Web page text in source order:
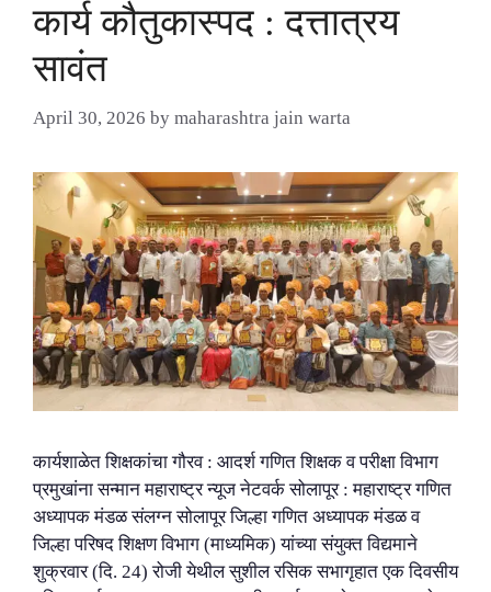
कार्य कौतुकास्पद : दत्तात्रय
सावंत
April 30, 2026 by maharashtra jain warta
कार्यशाळेत शिक्षकांचा गौरव : आदर्श गणित शिक्षक व परीक्षा विभाग
प्रमुखांना सन्मान महाराष्ट्र न्यूज नेटवर्क सोलापूर : महाराष्ट्र गणित
अध्यापक मंडळ संलग्न सोलापूर जिल्हा गणित अध्यापक मंडळ व
जिल्हा परिषद शिक्षण विभाग (माध्यमिक) यांच्या संयुक्त विद्यमाने
शुक्रवार (दि. 24) रोजी येथील सुशील रसिक सभागृहात एक दिवसीय